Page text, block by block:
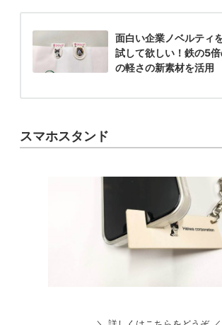
面白い企業ノベルティ
試して欲しい！鉄の5
の軽さの新素材を活用
スマホスタンド